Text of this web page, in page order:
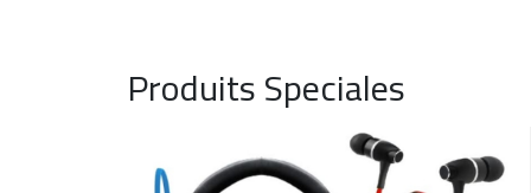
Produits Speciales